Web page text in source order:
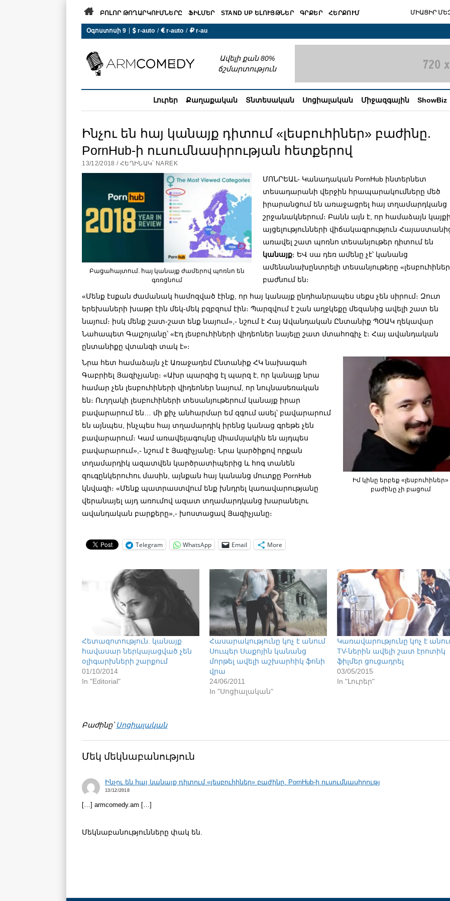
 ԲՈԼՈՐ ԹՈՂԱՐԿՈՒՄՆԵՐԸ ՖԻԼՄԵՐ STAND UP ԵԼՈՒՅԹՆԵՐ ԳՐՔԵՐ ՀԵՐՔՈՒՄ ՄԻԱՑԻՐ
Օգոստոսի 9 |  r-auto /  r-auto /  r-au
Ավելի քան 80%
ճշմարտություն
Լուրեր Քաղաքական Տնտեսական Սոցիալական Միջազգային ShowBiz
Ինչու են հայ կանայք դիտում «լեսբուհիներ» բաժինը.
PornHub-ի ուսումնասիրության հետքերով
13/12/2018 / ՀԵՂԻՆԱԿ՝ NAREK
Բացահայտում. հայ կանայք ժամերով պոռնո են
գռռցնում
ՄՈՆՐԵԱԼ- Կանադական PornHub ինտերնետ
տեսադարանի վերջին հրապարակումները մեծ
իրարանցում են առաջացրել հայ տղամարդկանց
շրջանակներում։ Բանն այն է, որ համաձայն
այցելությունների վիճակագրություն
առավել շատ պոռնո տեսանյութեր դիտում են
կանայք։ ԵՎ սա դեռ ամենը չէ՝ կանանց
ամենանախընտրելի տեսանյութերը
բաժնում են։
«Մենք էսքան ժամանակ համոզված էինք, որ հայ կանայք ընդհանրապես սեքս չեն սիրում։ Զուտ
երեխաների խաթր էին մեկ-մեկ բզբզում էին։ Պարզվում է շան աղջկեքը մեզանից ավելի շատ են
նայում։ իսկ մենք շատ-շատ ենք նայում»,- նշում է Հայ Ավանդական Ընտանիք ՊՕԱԿ ղեկավար
Նահապետ Գալշոյանը՝ «Էդ լեսբուհիների վիդեոներ նայելը շատ մտահոգիչ է։ Հայ ավանդական
ընտանիքը վտանգի տակ է»։
Իմ կինը երբեք «լեսբուհիներ»
բաժինը չի բացում
Նրա հետ համաձայն չէ Առաջադեմ Ընտանիք ՀԿ նախագահ
Գաբրիել Յազիչյանը։ «Ախր պարզից էլ պարզ է, որ կանայք նրա
համար չեն լեսբուհիների վիդեոներ նայում, որ նույնասեռական
են։ Ուղղակի լեսբուհիների տեսանյութերում կանայք իրար
բավարարում են… մի քիչ անհարմար եմ զգում ասել՝ բավարարում
են այնպես, ինչպես հայ տղամարդիկ իրենց կանաց գրեթե չեն
բավարարում։ Կամ առավելագույնը միամսյակին են այդպես
բավարարում»,- նշում է Յազիչյանը։ Նրա կարծիքով որքան
տղամարդիկ ազատվեն կարծրատիպերից և հոգ տանեն
զուգընկերուհու մասին, այնքան հայ կանանց մուտքը PornHub
կնվազի։ «Մենք պատրաստվում ենք խնդրել կառավարությանը
վերանայել այդ առումով ազատ տղամարդկանց խարանելու
ավանդական բարքերը»,- խոստացավ Յազիչյանը։
Telegram WhatsApp Email More
Հետազոտություն. կանայք
հավասար ներկայացված չեն
օլիգարխների շարքում
01/10/2014
In "Editorial"
Հասարակությունը կոչ է անում
Սուպեր Սաքոյին կանանց
մորթել ավելի աշխարհիկ ֆոնի
վրա
24/06/2011
In "Սոցիալական"
Կառավարությունը կոչ է
TV-ներին ավելի շատ էրոտիկ
ֆիլմեր ցուցադրել
03/05/2015
In "Լուրեր"
Բաժինը՝Սոցիալական
Մեկ մեկնաբանություն
Ինչու են հայ կանայք դիտում «լեսբուհիներ» բաժինը. PornHub-ի ուսումնասիրությ
13/12/2018
[…] armcomedy.am […]
Մեկնաբանությունները փակ են.